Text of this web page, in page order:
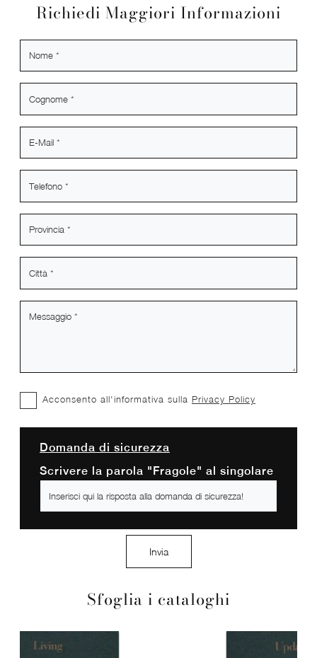
Sfoglia i cataloghi
Richiedi Maggiori Informazioni
Acconsento all'informativa sulla Privacy Policy
Domanda di sicurezza
Scrivere la parola "Fragole" al singolare
Invia